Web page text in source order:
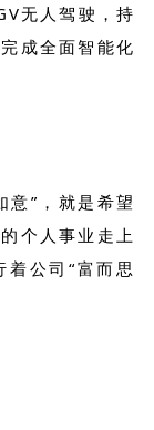
无人驾驶，持
成全面智能化
意”，就是希望
个人事业走上
公司“富而思